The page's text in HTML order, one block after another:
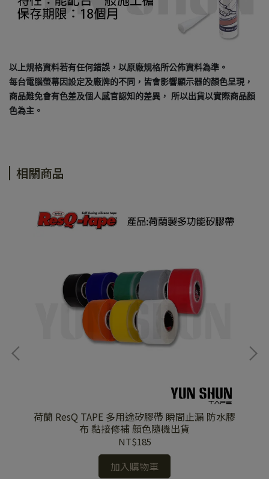
以上規格資料若有任何錯誤，以原廠規格所公佈資料為準。
每台電腦螢幕因設定及廠牌的不同，皆會影響顯示器的顏色呈現，
商品難免會有色差及個人感官認知的差異， 所以出貨以實際商品顏
色為主。
相關商品
荷蘭 ResQ TAPE 多用途矽膠帶 瞬間止漏 防水膠
布 黏接修補 顏色隨機出貨
NT$185
加入購物車